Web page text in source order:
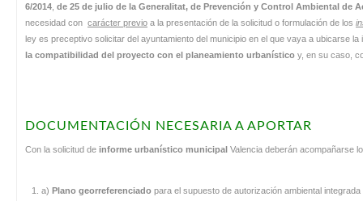
6/2014, de 25 de julio de la Generalitat, de Prevención y Control Ambiental de
necesidad con carácter previo a la presentación de la solicitud o formulación de los
ley es preceptivo solicitar del ayuntamiento del municipio en el que vaya a ubicarse
la compatibilidad del proyecto con el planeamiento urbanístico y, en su caso,
DOCUMENTACIÓN NECESARIA A APORTAR
Con la solicitud de informe urbanístico municipal Valencia deberán acompañarse
a) Plano georreferenciado para el supuesto de autorización ambiental